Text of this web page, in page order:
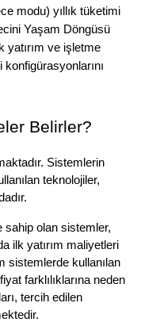
modu) yıllık tüketimi
Yaşam Döngüsü
yatırım ve işletme
Belirler?
Sistemlerin
teknolojiler,
sahip olan sistemler,
ilk yatırım maliyetleri
sistemlerde kullanılan
farklılıklarına neden
tercih edilen